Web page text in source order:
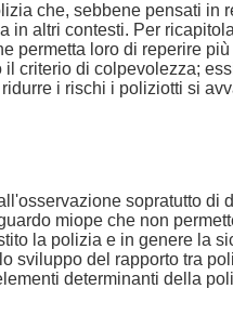
che, sebbene pensati in
altri contesti. Per
permetta loro di reperire
criterio di colpevolezza;
i rischi i poliziotti si
sopratutto
miope che non
la polizia e in genere la
sviluppo del rapporto tra
determinanti della